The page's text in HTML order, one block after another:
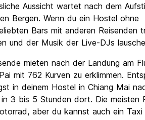
Aussicht wartet nach dem
Bergen. Wenn du ein Hostel ohne
Bars mit anderen Reisenden
und der Musik der Live-DJs
mieten nach der Landung am
mit 762 Kurven zu erklimmen.
in deinem Hostel in Chiang Mai
3 bis 5 Stunden dort. Die meisten
aber du kannst auch ein